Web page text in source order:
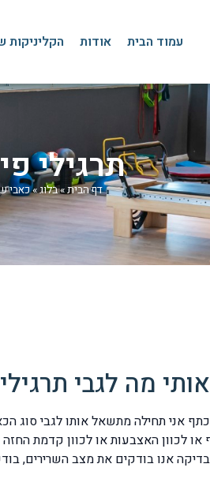
עמוד הבית אודות הקליניקות
תרגילי
דף הבית»בלוג»כאבי
מה לגבי
אני תחילה מתשאל אותו לגבי
לכוון האצבעות או לכוון קדמת